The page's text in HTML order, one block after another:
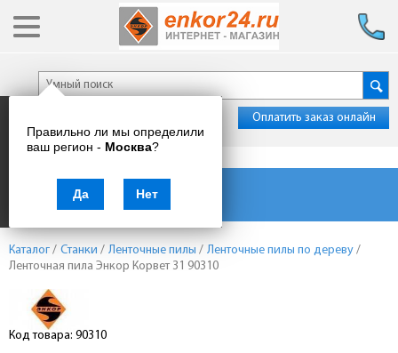
Правильно ли мы определили
ваш регион - Москва?
Да Нет
Оплатить заказ онлайн
Каталог товаров
Каталог / Станки / Ленточные пилы / Ленточные пилы по дереву /
Ленточная пила Энкор Корвет 31 90310
Код товара: 90310